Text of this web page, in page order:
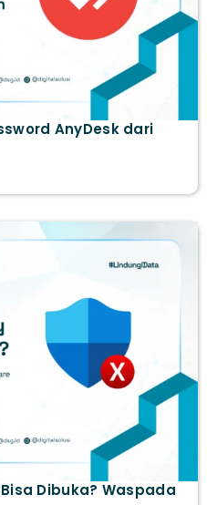
AnyDesk dari
Dibuka? Waspada